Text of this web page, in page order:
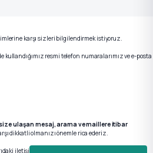
karşı sizleri bilgilendirmek istiyoruz.
kullandığımız resmi telefon numaralarımız ve e-posta
ulaşan mesaj, arama ve maillere itibar
dikkatli olmanızı önemle rica ederiz.
iletişim kanallarımızdan bizlere ulaşabilirsiniz.